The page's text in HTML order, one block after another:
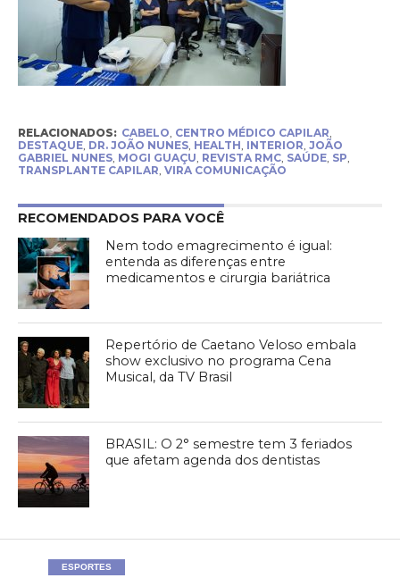
RELACIONADOS: CABELO CENTRO MÉDICO CAPILAR
DESTAQUE, DR. JOÃO NUNES, HEALTH INTERIOR JOÃO
GABRIEL NUNES, MOGI GUAÇU REVISTA RMC, SAÚDE, SP
TRANSPLANTE CAPILAR VIRA COMUNICAÇÃO
RECOMENDADOS PARA VOCÊ
Nem todo emagrecimento é igual:
entenda as diferenças entre
medicamentos e cirurgia bariátrica
Repertório de Caetano Veloso embala
show exclusivo no programa Cena
Musical, da TV Brasil
BRASIL: O 2° semestre tem 3 feriados
que afetam agenda dos dentistas
ESPORTES